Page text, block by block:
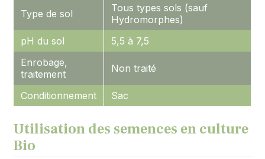
Type de sol
Tous types sols (sauf
Hydromorphes)
pH du sol
5,5 à 7,5
Enrobage,
traitement
Non traité
Conditionnement Sac
Utilisation des semences en culture
Bio